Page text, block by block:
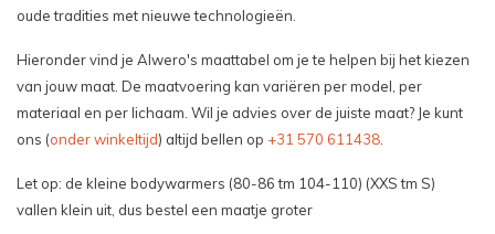
oude tradities met nieuwe technologieën.
Hieronder vind je Alwero's maattabel om je te helpen bij het kiezen
van jouw maat. De maatvoering kan variëren per model, per
materiaal en per lichaam. Wil je advies over de juiste maat? Je kunt
ons (onder winkeltijd) altijd bellen op +31 570 611438.
Let op: de kleine bodywarmers (80-86 tm 104-110) (XXS tm S)
vallen klein uit, dus bestel een maatje groter